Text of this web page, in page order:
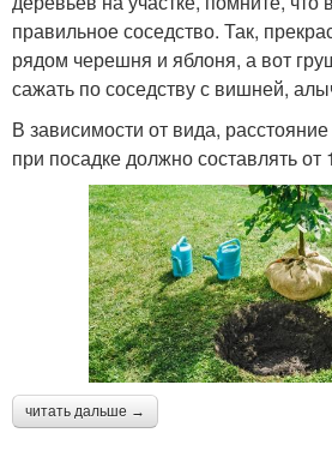
правильное соседство. Так,
рядом черешня и яблоня, а вот
сажать по соседству с вишней,
В зависимости от вида,
при посадке должно составлять от
читать дальше →